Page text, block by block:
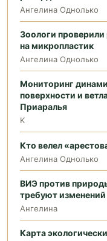
Ангелина Однолько
Зоологи
на микропластик
Ангелина Однолько
Мониторинг
поверхности и
Приаралья
K
Кто велел
Ангелина Однолько
ВИЭ против
требуют изменений
Ангелина
Карта